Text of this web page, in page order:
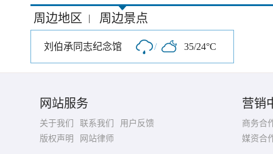
周边地区 | 周边景点
刘伯承同志纪念馆 / 35/24°C
网站服务
关于我们 联系我们
用户反馈
版权声明
网站律师
营销
商务合
媒资合